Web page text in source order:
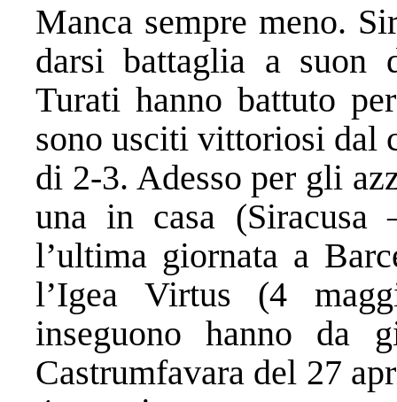
Manca sempre meno.
darsi battaglia a
Turati hanno battuto
sono usciti vittoriosi dal
di 2-3. Adesso per gli
una in casa
l’ultima giornata a
l’Igea Virtus (4
inseguono hanno da
Castrumfavara del 27